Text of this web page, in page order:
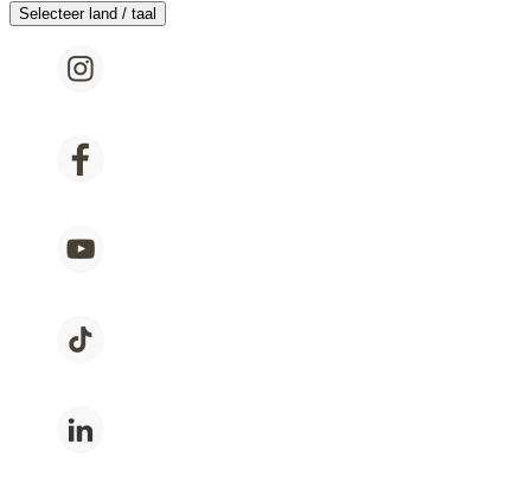
Selecteer land / taal